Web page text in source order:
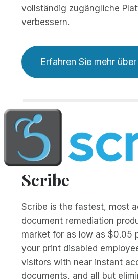
vollständig zugängliche
verbessern.
Erfahren Sie mehr
Scribe
Scribe is the fastest, most
document remediation
market for as low as $0.05
your print disabled
visitors with near instant
documents, and all but